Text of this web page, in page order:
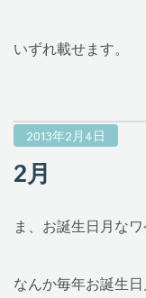
いずれ載せます。
2013年2月4日
2月
ま、お誕生日月なワ
なんか毎年お誕生